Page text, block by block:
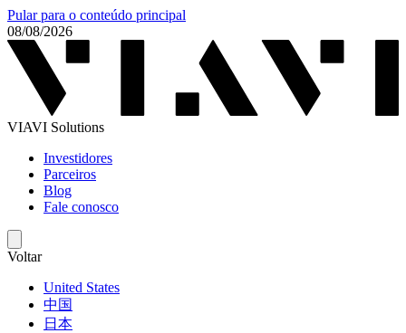
Pular para o conteúdo principal
08/08/2026
VIAVI Solutions
Investidores
Parceiros
Blog
Fale conosco
Voltar
United States
中国
日本